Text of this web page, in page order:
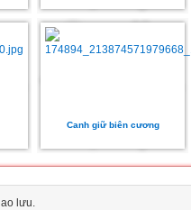
Canh giữ biên cương
lưu.